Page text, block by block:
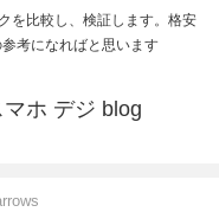
を比較し、検証します。格安
考になればと思います
ホ デジ blog